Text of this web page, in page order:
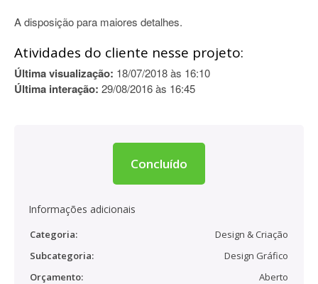
A disposição para maiores detalhes.
Atividades do cliente nesse projeto:
Última visualização: 18/07/2018 às 16:10
Última interação: 29/08/2016 às 16:45
Concluído
Informações adicionais
Categoria:
Design & Criação
Subcategoria:
Design Gráfico
Orçamento:
Aberto